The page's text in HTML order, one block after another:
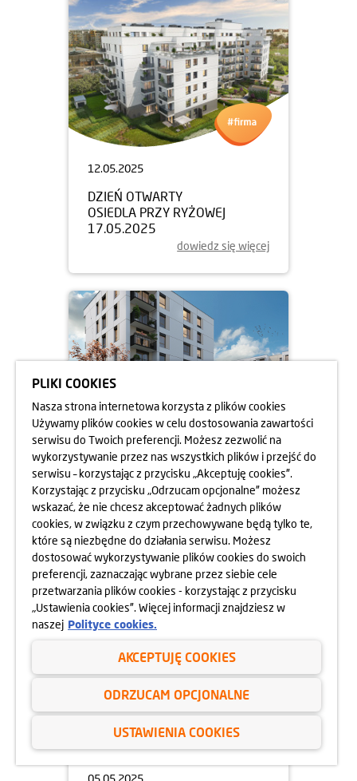
12.05.2025
DZIEŃ OTWARTY
OSIEDLA PRZY RYŻOWEJ
17.05.2025
dowiedz się więcej
05.05.2025
DZIEŃ OTWARTY OSIEDLA
HARMONIA MOKOTÓW
10.05.2025
dowiedz się więcej
05.05.2025
PLIKI COOKIES
Nasza strona internetowa korzysta z plików cookies
Używamy plików cookies w celu dostosowania zawartości
serwisu do Twoich preferencji. Możesz zezwolić na
wykorzystywanie przez nas wszystkich plików i przejść do
serwisu – korzystając z przycisku „Akceptuję cookies”.
Korzystając z przycisku „Odrzucam opcjonalne” możesz
wskazać, że nie chcesz akceptować żadnych plików
cookies, w związku z czym przechowywane będą tylko te,
które są niezbędne do działania serwisu. Możesz
dostosować wykorzystywanie plików cookies do swoich
preferencji, zaznaczając wybrane przez siebie cele
przetwarzania plików cookies - korzystając z przycisku
„Ustawienia cookies”. Więcej informacji znajdziesz w
naszej Polityce cookies.
AKCEPTUJĘ COOKIES
ODRZUCAM OPCJONALNE
USTAWIENIA COOKIES